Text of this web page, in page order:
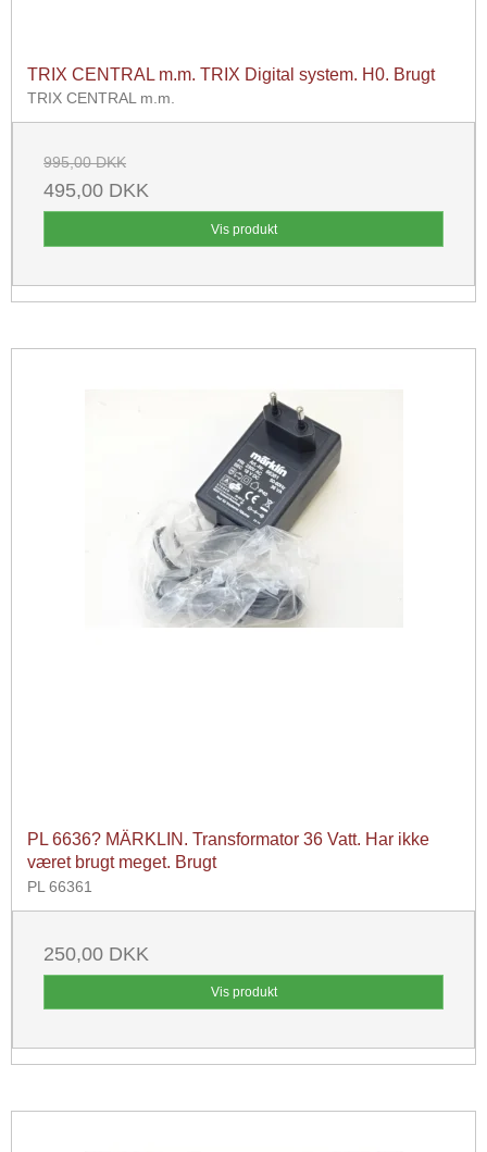
TRIX CENTRAL m.m. TRIX Digital system. H0. Brugt
TRIX CENTRAL m.m.
995,00 DKK
495,00 DKK
Vis produkt
PL 6636? MÄRKLIN. Transformator 36 Vatt. Har ikke
været brugt meget. Brugt
PL 66361
250,00 DKK
Vis produkt